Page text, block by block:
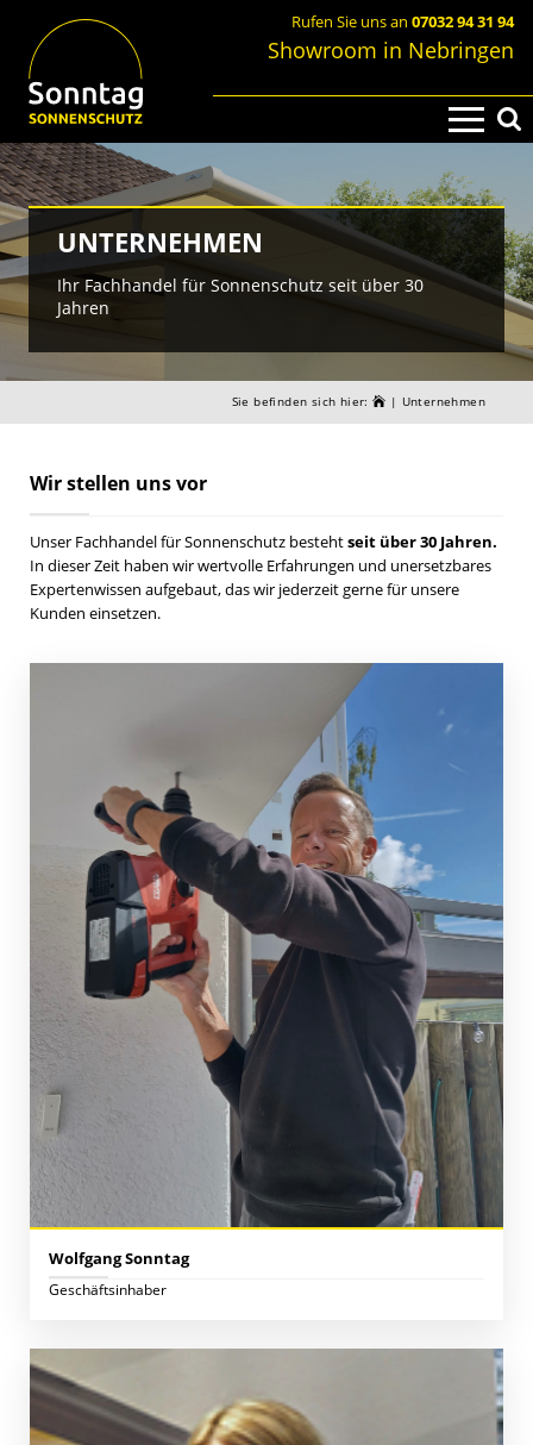
content
Rufen Sie uns an 07032 94 31 94
Showroom in Nebringen
UNTERNEHMEN
Ihr Fachhandel für Sonnenschutz seit über 30
Jahren
Sie befinden sich hier: | Unternehmen
Wir stellen uns vor
Unser Fachhandel für Sonnenschutz bestehtseit über 30 Jahren.
In dieser Zeit haben wir wertvolle Erfahrungen und unersetzbares
Expertenwissen aufgebaut, das wir jederzeit gerne für unsere
Kunden einsetzen.
Wolfgang Sonntag
Geschäftsinhaber